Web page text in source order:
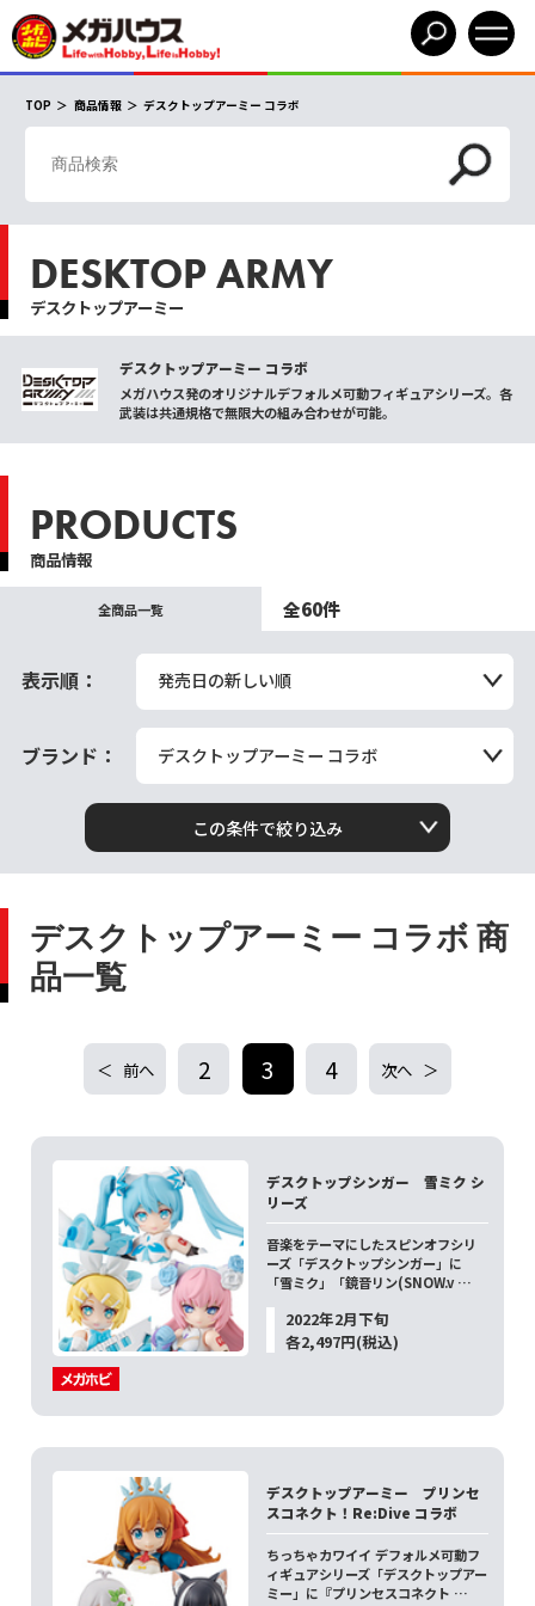
TOP 商品情報 デスクトップアーミー コラボ
DESKTOP ARMY
デスクトップアーミー
デスクトップアーミー コラボ
メガハウス発のオリジナルデフォルメ可動フィギュアシリーズ。各
武装は共通規格で無限大の組み合わせが可能。
PRODUCTS
商品情報
全商品一覧 全60件
表示順： 発売日の新しい順
ブランド： デスクトップアーミー コラボ
この条件で絞り込み
デスクトップアーミー コラボ 商
品一覧
前へ 2 3 4 次へ
デスクトップシンガー 雪ミク シ
リーズ
音楽をテーマにしたスピンオフシリ
ーズ「デスクトップシンガー」に
「雪ミク」「鏡音リン(SNOW.v …
2022年2月下旬
各2,497円(税込)
デスクトップアーミー プリンセ
スコネクト！Re:Dive コラボ
ちっちゃカワイイ デフォルメ可動フ
ィギュアシリーズ「デスクトップアー
ミー」に『プリンセスコネクト …